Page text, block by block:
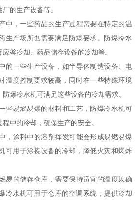
的生产设备等。
中，一些药品的生产过程需要在特定的温
生产场所也需要满足防爆要求。防爆冷水
釜冷却、药品储存设备的冷却等。
的一些生产设备，如半导体制造设备、电
温度控制要求较高，同时在一些特殊环境
爆冷水机可满足这些设备的冷却需求。
些易燃易爆的材料和工艺，防爆冷水机可
中的冷却，确保生产的安全。
，涂料中的溶剂挥发可能会形成易燃易爆
可用于涂装设备的冷却，降低火灾和爆炸
易的储存仓库，需要保持适宜的温度以确
冷水机可用于仓库的空调系统，提供冷却